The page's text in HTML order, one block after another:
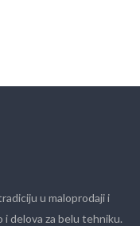
u maloprodaji i
delova za belu tehniku.